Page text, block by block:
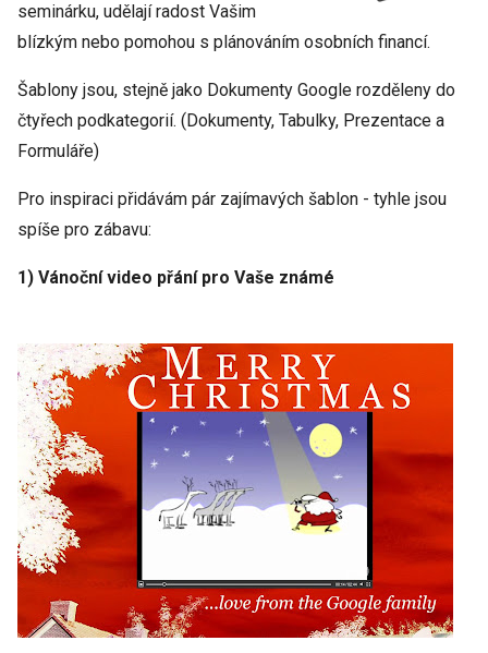
seminárku, udělají radost Vašim
blízkým nebo pomohou s plánováním osobních financí.
Šablony jsou, stejně jako Dokumenty Google rozděleny do
čtyřech podkategorií. (Dokumenty, Tabulky, Prezentace a
Formuláře)
Pro inspiraci přidávám pár zajímavých šablon - tyhle jsou
spíše pro zábavu:
1) Vánoční video přání pro Vaše známé